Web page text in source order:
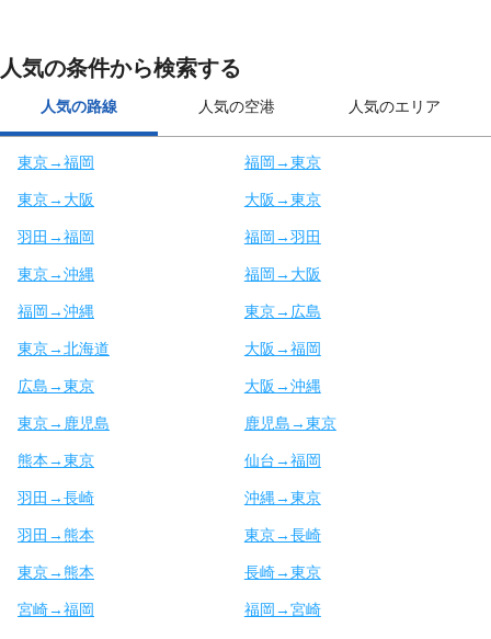
人気の条件から検索する
人気の路線 人気の空港 人気のエリア
東京→福岡 福岡→東京
東京→大阪 大阪→東京
羽田→福岡 福岡→羽田
東京→沖縄 福岡→大阪
福岡→沖縄 東京→広島
東京→北海道 大阪→福岡
広島→東京 大阪→沖縄
東京→鹿児島 鹿児島→東京
熊本→東京 仙台→福岡
羽田→長崎 沖縄→東京
羽田→熊本 東京→長崎
東京→熊本 長崎→東京
宮崎→福岡 福岡→宮崎